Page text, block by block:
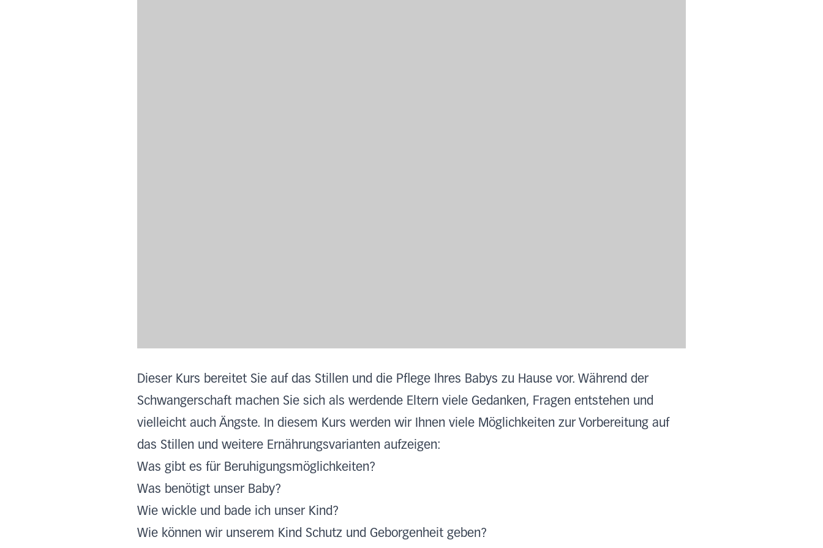
Dieser Kurs bereitet Sie auf das Stillen und die Pflege Ihres Babys zu Hause vor. Während der
Schwangerschaft machen Sie sich als werdende Eltern viele Gedanken, Fragen entstehen und
vielleicht auch Ängste. In diesem Kurs werden wir Ihnen viele Möglichkeiten zur Vorbereitung auf
das Stillen und weitere Ernährungsvarianten aufzeigen:
Was gibt es für Beruhigungsmöglichkeiten?
Was benötigt unser Baby?
Wie wickle und bade ich unser Kind?
Wie können wir unserem Kind Schutz und Geborgenheit geben?